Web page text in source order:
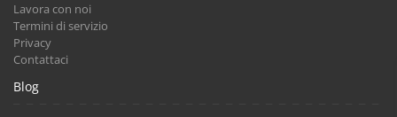
Lavora con noi
Termini di servizio
Privacy
Contattaci
Blog